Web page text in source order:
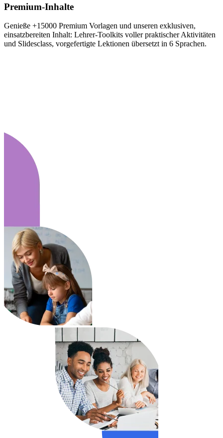
Premium-Inhalte
Genieße +15000 Premium Vorlagen und unseren exklusiven,
einsatzbereiten Inhalt: Lehrer-Toolkits voller praktischer Aktivitäten
und Slidesclass, vorgefertigte Lektionen übersetzt in 6 Sprachen.